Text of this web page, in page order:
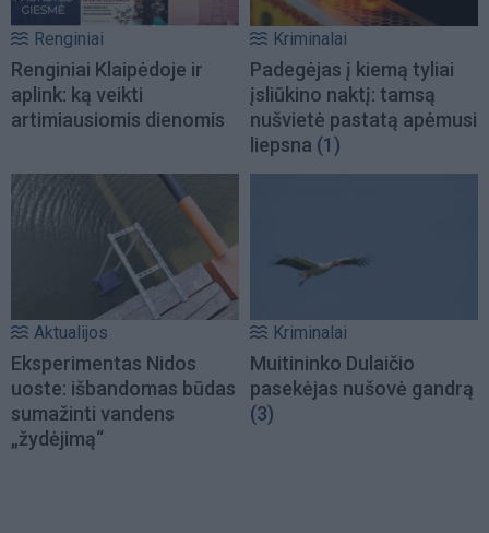
Renginiai
Renginiai Klaipėdoje ir
aplink: ką veikti
artimiausiomis dienomis
Kriminalai
Padegėjas į kiemą tyliai
įsliūkino naktį: tamsą
nušvietė pastatą apėmusi
liepsna (1)
Aktualijos
Eksperimentas Nidos
uoste: išbandomas būdas
sumažinti vandens
„žydėjimą“
Kriminalai
Muitininko Dulaičio
pasekėjas nušovė gandrą
(3)